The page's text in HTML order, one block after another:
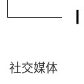
社交媒体